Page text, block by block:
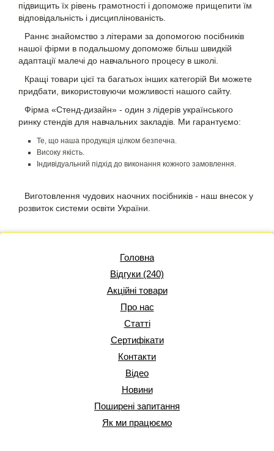
підвищить їх рівень грамотності і допоможе прищепити їм
відповідальність і дисциплінованість.
Раннє знайомство з літерами за допомогою посібників
нашої фірми в подальшому допоможе більш швидкій
адаптації малечі до навчального процесу в школі.
Кращі товари цієї та багатьох інших категорій Ви можете
придбати, використовуючи можливості нашого сайту.
Фірма «Стенд-дизайн» - один з лідерів українського
ринку стендів для навчальних закладів. Ми гарантуємо:
Те, що наша продукція цілком безпечна.
Високу якість.
Індивідуальний підхід до виконання кожного замовлення.
Виготовлення чудових наочних посібників - наш внесок у
розвиток системи освіти України.
Головна
Відгуки (240)
Акційні товари
Про нас
Статті
Сертифікати
Контакти
Відео
Новини
Поширені запитання
Як ми працюємо